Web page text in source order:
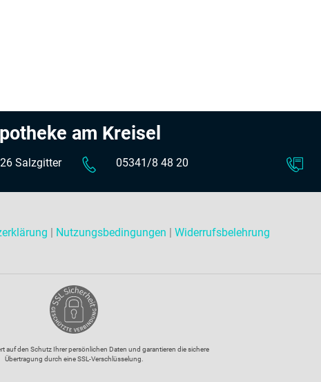
am Kreisel
Salzgitter 05341/8 48 20
| Nutzungsbedingungen | Widerrufsbelehrung
auf den Schutz Ihrer persönlichen Daten und garantieren die sichere
Übertragung durch eine SSL-Verschlüsselung.